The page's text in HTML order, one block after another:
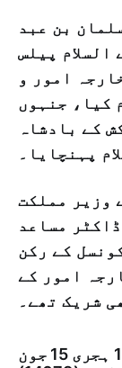
بن عبد
پیلس
امور و
کیا، جنہوں
کے بادشاہ
پہنچایا۔
وزیر مملکت
مساعد
کے رکن
امور کے
شریک تھے۔
جمعرات 20 رمضان المبارک 1438 ہجری­ 15 جون